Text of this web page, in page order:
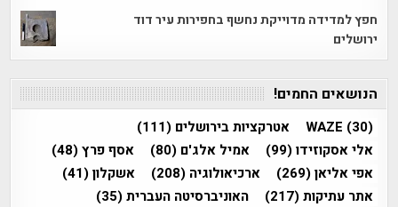
חפץ למדידה מדוייקת נחשף בחפירות עיר דוד
ירושלים
הנושאים החמים!
WAZE (30) אטרקציות בירושלים (111)
אלי אסקוזידו(99) אמיל אלג'ם (80) אסף פרץ(48)
אפי אליאן(269) ארכיאולוגיה (208) אשקלון(41)
אתר עתיקות(217) האוניברסיטה העברית(35)